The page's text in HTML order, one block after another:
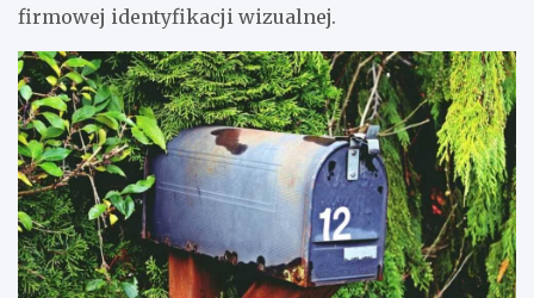
firmowej identyfikacji wizualnej.